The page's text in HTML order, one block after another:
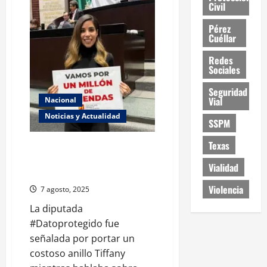
7
millones
de
pesos
en
sorteo
de
la
Lotería
Nacional
Nacional
Noticias y Actualidad
7 agosto, 2025
La diputada
#Datoprotegido fue
señalada por portar un
costoso anillo Tiffany
Civil
Pérez
Cuéllar
Redes
Sociales
Seguridad
Vial
SSPM
Texas
Vialidad
Violencia